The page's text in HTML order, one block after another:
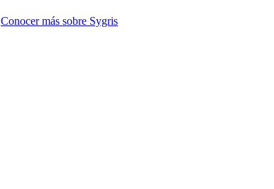
Conocer más sobre Sygris